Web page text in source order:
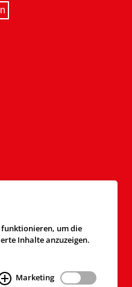
funktionieren, um die
Inhalte anzuzeigen.
Marketing